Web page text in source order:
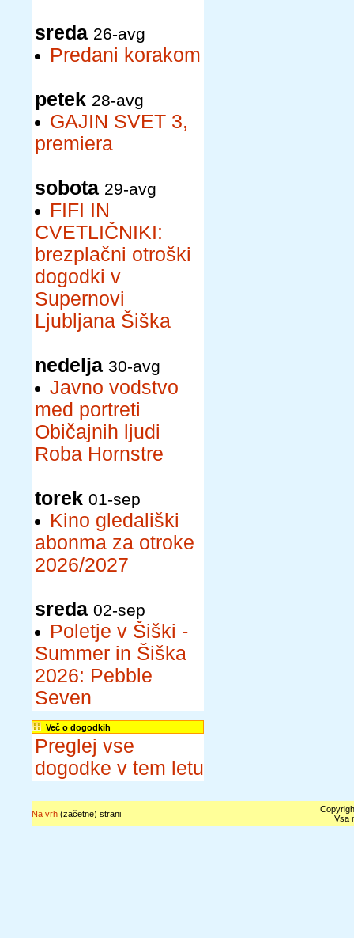
sreda 26-avg
Predani korakom
petek 28-avg
GAJIN SVET 3,
premiera
sobota 29-avg
FIFI IN
CVETLIČNIKI:
brezplačni otroški
dogodki v
Supernovi
Ljubljana Šiška
nedelja 30-avg
Javno vodstvo
med portreti
Običajnih ljudi
Roba Hornstre
torek 01-sep
Kino gledališki
abonma za otroke
2026/2027
sreda 02-sep
Poletje v Šiški -
Summer in Šiška
2026: Pebble
Seven
Več o dogodkih
Preglej vse
dogodke v tem letu
Na vrh(začetne) strani
Vsa